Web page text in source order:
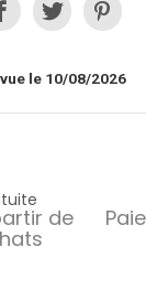
le 10/08/2026
de